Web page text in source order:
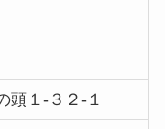
頭１-３２-１